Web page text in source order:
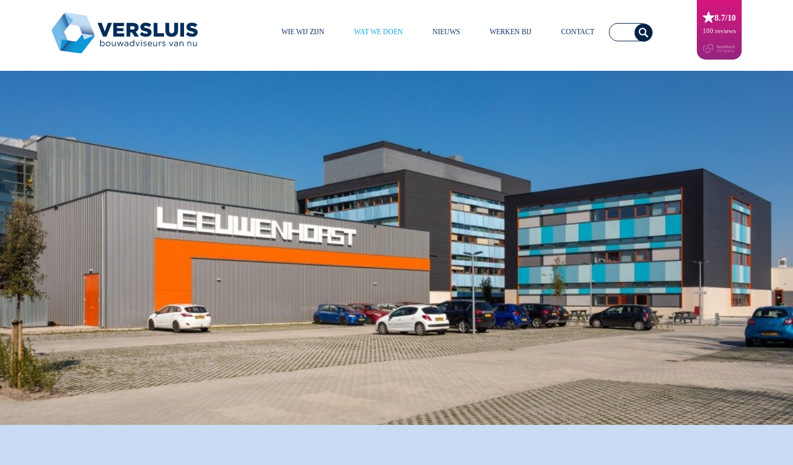
WIE WIJ ZIJN WAT WE DOEN NIEUWS WERKEN BIJ CONTACT
8.7/10
100 reviews